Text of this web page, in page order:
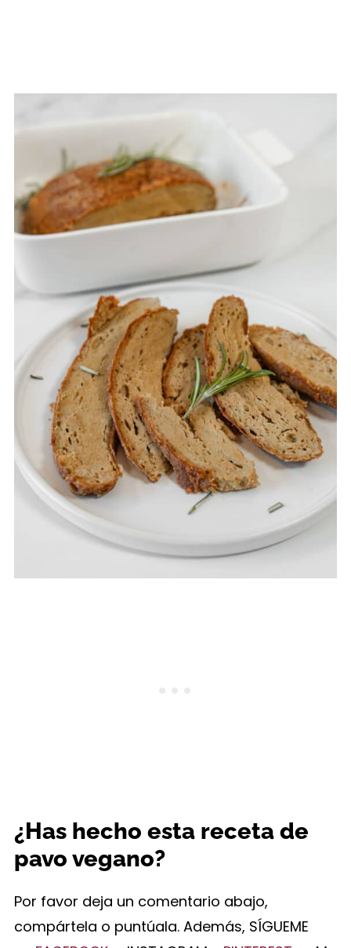
¿Has hecho esta receta de
pavo vegano?
Por favor deja un comentario abajo,
compártela o puntúala. Además, SÍGUEME